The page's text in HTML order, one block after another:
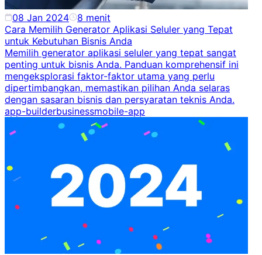
08 Jan 2024 8 menit
Cara Memilih Generator Aplikasi Seluler yang Tepat
untuk Kebutuhan Bisnis Anda
Memilih generator aplikasi seluler yang tepat sangat
penting untuk bisnis Anda. Panduan komprehensif ini
mengeksplorasi faktor-faktor utama yang perlu
dipertimbangkan, memastikan pilihan Anda selaras
dengan sasaran bisnis dan persyaratan teknis Anda.
app-builderbusinessmobile-app